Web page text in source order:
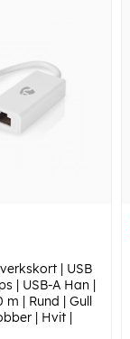
| USB
| USB-A Han |
m | Rund | Gull
| Hvit |